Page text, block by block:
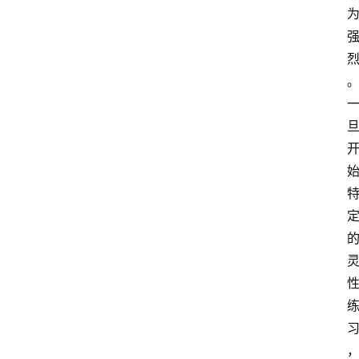
为
强
烈
。
一
旦
开
始
特
定
的
灵
性
练
习
，